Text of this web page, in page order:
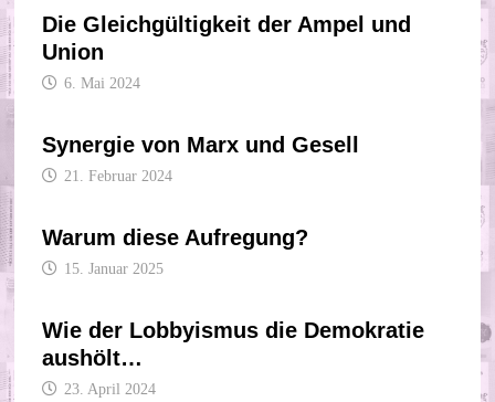
Die Gleichgültigkeit der Ampel und
Union
6. Mai 2024
Synergie von Marx und Gesell
21. Februar 2024
Warum diese Aufregung?
15. Januar 2025
Wie der Lobbyismus die Demokratie
aushölt…
23. April 2024